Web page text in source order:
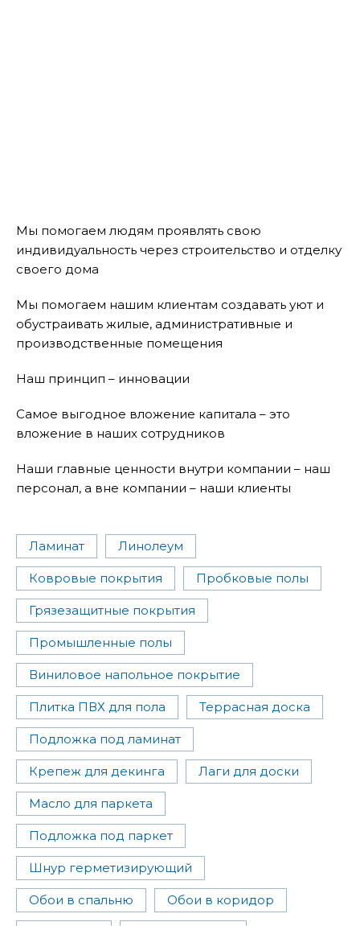
Мы помогаем людям проявлять свою
индивидуальность через строительство и отделку
своего дома
Мы помогаем нашим клиентам создавать уют и
обустраивать жилые, административные и
производственные помещения
Наш принцип – инновации
Самое выгодное вложение капитала – это
вложение в наших сотрудников
Наши главные ценности внутри компании – наш
персонал, а вне компании – наши клиенты
Ламинат Линолеум
Ковровые покрытия Пробковые полы
Грязезащитные покрытия
Промышленные полы
Виниловое напольное покрытие
Плитка ПВХ для пола Террасная доска
Подложка под ламинат
Крепеж для декинга Лаги для доски
Масло для паркета
Подложка под паркет
Шнур герметизирующий
Обои в спальню Обои в коридор